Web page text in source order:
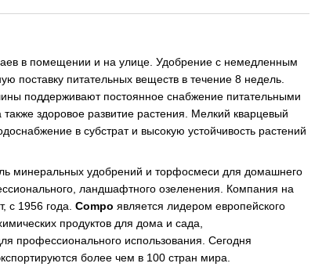
в помещении и на улице. Удобрение с немедленным
поставку питательных веществ в течение 8 недель.
поддерживают постоянное снабжение питательными
здоровое развитие растения. Мелкий кварцевый
в субстрат и высокую устойчивость растений
минеральных удобрений и торфосмеси для домашнего
ландшафтного озеленения. Компания на
с 1956 года. Сompo является лидером европейского
продуктов для дома и сада,
профессионального использования. Сегодня
более чем в 100 стран мира.